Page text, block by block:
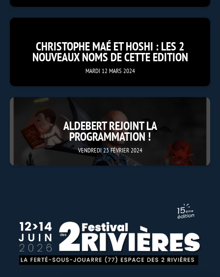
CHRISTOPHE MAÉ ET HOSHI : LES 2
NOUVEAUX NOMS DE CETTE EDITION
MARDI 12 MARS 2024
ALDEBERT REJOINT LA
PROGRAMMATION !
VENDREDI 23 FÉVRIER 2024